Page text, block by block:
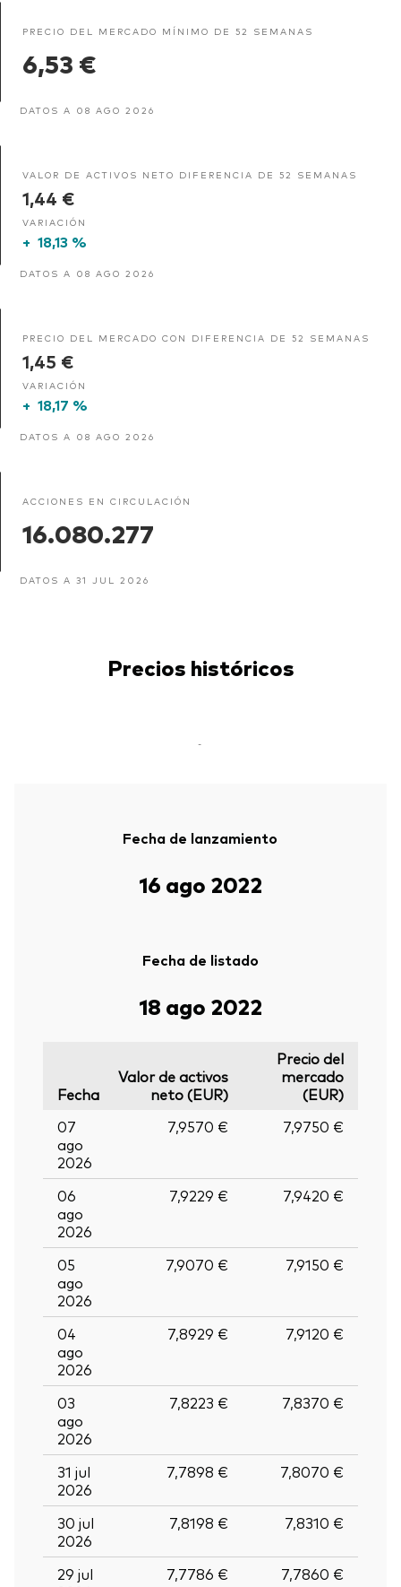
PRECIO DEL MERCADO MÍNIMO DE 52 SEMANAS
6,53 €
DATOS A 08 AGO 2026
VALOR DE ACTIVOS NETO DIFERENCIA DE 52 SEMANAS
1,44 €
VARIACIÓN
+ 18,13 %
DATOS A 08 AGO 2026
PRECIO DEL MERCADO CON DIFERENCIA DE 52 SEMANAS
1,45 €
VARIACIÓN
+ 18,17 %
DATOS A 08 AGO 2026
ACCIONES EN CIRCULACIÓN
16.080.277
DATOS A 31 JUL 2026
Precios históricos
-
Fecha de lanzamiento
16 ago 2022
Fecha de listado
18 ago 2022
Fecha
Valor de activos
neto (EUR)
Precio del
mercado
(EUR)
07
ago
2026
7,9570 € 7,9750 €
06
ago
2026
7,9229 € 7,9420 €
05
ago
2026
7,9070 € 7,9150 €
04
ago
2026
7,8929 € 7,9120 €
03
ago
2026
7,8223 € 7,8370 €
31 jul
2026
7,7898 € 7,8070 €
30 jul
2026
7,8198 € 7,8310 €
29 jul
7,7786 € 7,7860 €